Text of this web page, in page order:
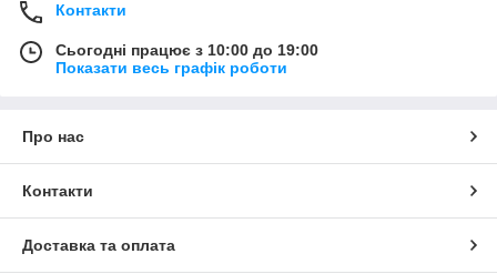
Контакти
Сьогодні працює з 10:00 до 19:00
Показати весь графік роботи
Про нас
Контакти
Доставка та оплата